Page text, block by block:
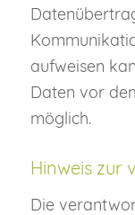
aufweisen
Daten vor
möglich.
Hinweis zur
Die